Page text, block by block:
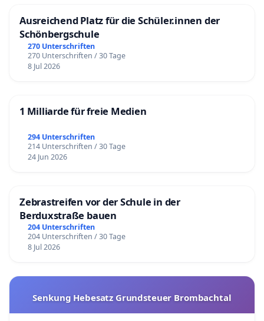
Ausreichend Platz für die Schüler.innen der
Schönbergschule
270 Unterschriften
270 Unterschriften / 30 Tage
8 Jul 2026
1 Milliarde für freie Medien
294 Unterschriften
214 Unterschriften / 30 Tage
24 Jun 2026
Zebrastreifen vor der Schule in der
Berduxstraße bauen
204 Unterschriften
204 Unterschriften / 30 Tage
8 Jul 2026
Senkung Hebesatz Grundsteuer Brombachtal